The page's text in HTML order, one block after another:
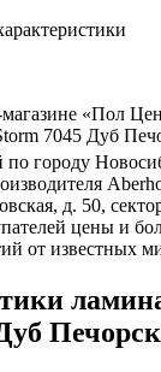
«Пол
7045 Дуб
по городу
д. 50,
цены и
от известных